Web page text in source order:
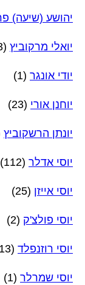
יהושע (שיעה)
יואלי מרקוביץ (23)
יודי אונגר (1)
יוחנן אורי (23)
יונתן הרשקוביץ
יוסי אדלר (112)
יוסי אייזן (25)
יוסי פולצ'ק (2)
יוסי רוזנפלד (13)
יוסי שמרלר (1)